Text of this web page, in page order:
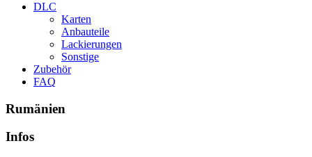
DLC
Karten
Anbauteile
Lackierungen
Sonstige
Zubehör
FAQ
Rumänien
Infos